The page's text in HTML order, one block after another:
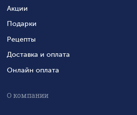
Акции
Подарки
Рецепты
Доставка и оплата
Онлайн оплата
О компании